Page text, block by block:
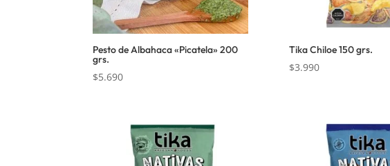
Pesto de Albahaca «Picatela» 200
grs.
$5.690
Tika Chiloe 150 grs.
$3.990